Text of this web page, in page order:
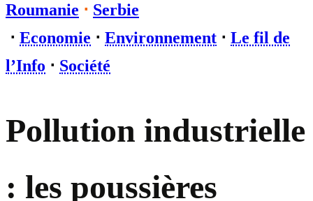
Roumanie ⋅ Serbie
⋅ Economie ⋅ Environnement ⋅ Le fil de
l’Info ⋅ Société
Pollution industrielle
: les poussières